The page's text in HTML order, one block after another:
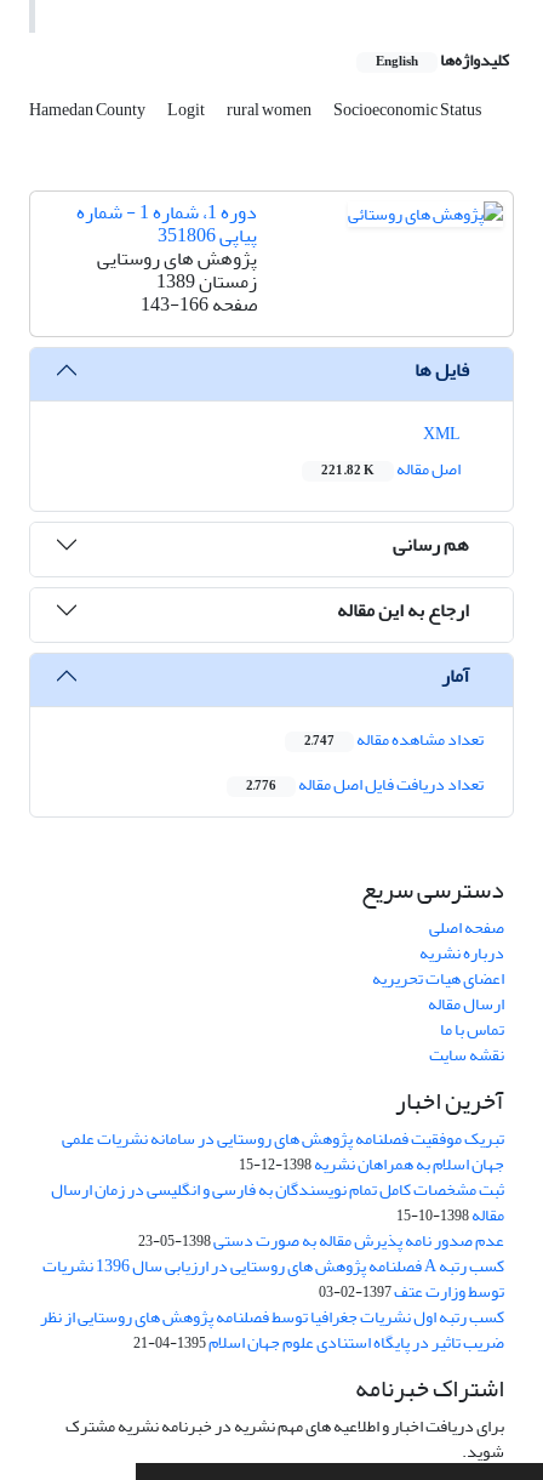
کلیدواژه‌ها English
Hamedan County Logit rural women Socioeconomic Status
دوره 1، شماره 1 - شماره
پیاپی 351806
پژوهش های روستایی
زمستان 1389
صفحه143-166
فایل ها
اصل مقاله
221.82 K
هم رسانی
ارجاع به این مقاله
آمار
تعداد مشاهده مقاله 2,747
تعداد دریافت فایل اصل مقاله 2,776
دسترسی سریع
صفحه اصلی
درباره نشریه
اعضای هیات تحریریه
ارسال مقاله
تماس با ما
نقشه سایت
آخرین اخبار
تبریک موفقیت فصلنامه پژوهش های روستایی در سامانه نشریات علمی
جهان اسلام به همراهان نشریه1398-12-15
ثبت مشخصات کامل تمام نویسندگان به فارسی و انگلیسی در زمان ارسال
مقاله1398-10-15
عدم صدور نامه پذیرش مقاله به صورت دستی1398-05-23
کسب رتبه A فصلنامه پژوهش های روستایی در ارزیابی سال 1396 نشریات
توسط وزارت عتف1397-02-03
کسب رتبه اول نشریات جغرافیا توسط فصلنامه پژوهش های روستایی از نظر
ضریب تاثیر در پایگاه استنادی علوم جهان اسلام1395-04-21
اشتراک خبرنامه
برای دریافت اخبار و اطلاعیه های مهم نشریه در خبرنامه نشریه مشترک
شوید.